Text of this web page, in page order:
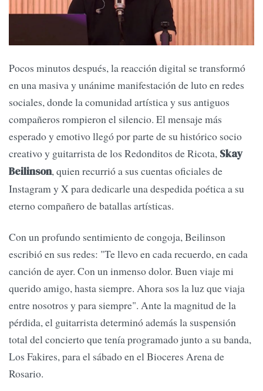
Pocos minutos después, la reacción digital se transformó
en una masiva y unánime manifestación de luto en redes
sociales, donde la comunidad artística y sus antiguos
compañeros rompieron el silencio. El mensaje más
esperado y emotivo llegó por parte de su histórico socio
creativo y guitarrista de los Redonditos de Ricota, Skay
Beilinson, quien recurrió a sus cuentas oficiales de
Instagram y X para dedicarle una despedida poética a su
eterno compañero de batallas artísticas.
Con un profundo sentimiento de congoja, Beilinson
escribió en sus redes: "Te llevo en cada recuerdo, en cada
canción de ayer. Con un inmenso dolor. Buen viaje mi
querido amigo, hasta siempre. Ahora sos la luz que viaja
entre nosotros y para siempre". Ante la magnitud de la
pérdida, el guitarrista determinó además la suspensión
total del concierto que tenía programado junto a su banda,
Los Fakires, para el sábado en el Bioceres Arena de
Rosario.